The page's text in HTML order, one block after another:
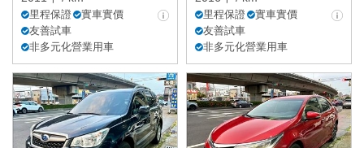
里程保證
實車實價
友善試車
非多元化營業用車
里程保證
實車實價
友善試車
非多元化營業用車